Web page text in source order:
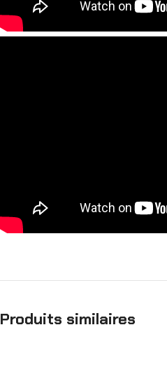
Produits similaires